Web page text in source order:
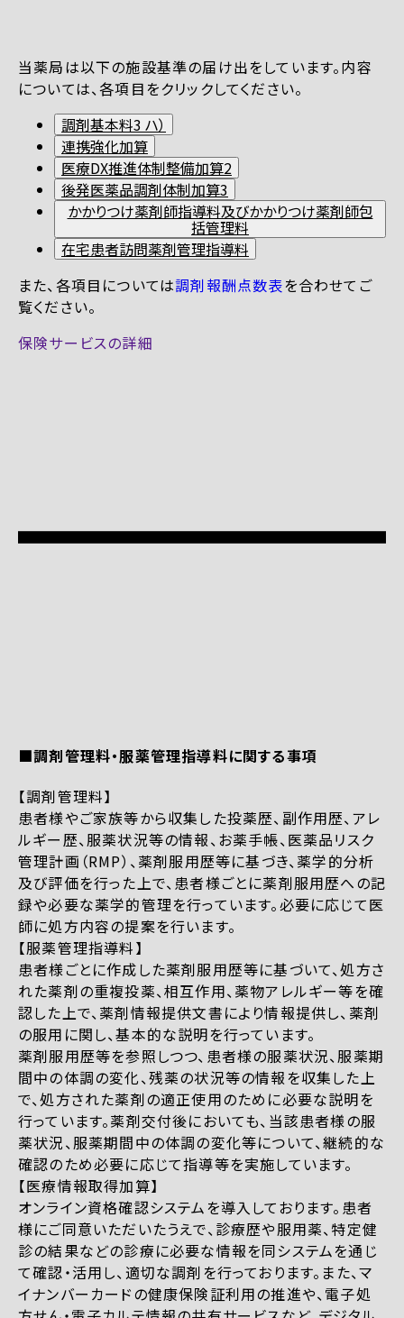
当薬局は以下の施設基準の届け出をしています。内容
については、各項目をクリックしてください。
調剤基本料3 ハ）
連携強化加算
医療DX推進体制整備加算2
後発医薬品調剤体制加算3
かかりつけ薬剤師指導料及びかかりつけ薬剤師包
括管理料
在宅患者訪問薬剤管理指導料
また、各項目については調剤報酬点数表を合わせてご
覧ください。
保険サービスの詳細
■調剤管理料・服薬管理指導料に関する事項
【調剤管理料】
患者様やご家族等から収集した投薬歴、副作用歴、アレ
ルギー歴、服薬状況等の情報、お薬手帳、医薬品リスク
管理計画（RMP）、薬剤服用歴等に基づき、薬学的分析
及び評価を行った上で、患者様ごとに薬剤服用歴への記
録や必要な薬学的管理を行っています。必要に応じて医
師に処方内容の提案を行います。
【服薬管理指導料】
患者様ごとに作成した薬剤服用歴等に基づいて、処方さ
れた薬剤の重複投薬、相互作用、薬物アレルギー等を確
認した上で、薬剤情報提供文書により情報提供し、薬剤
の服用に関し、基本的な説明を行っています。
薬剤服用歴等を参照しつつ、患者様の服薬状況、服薬期
間中の体調の変化、残薬の状況等の情報を収集した上
で、処方された薬剤の適正使用のために必要な説明を
行っています。薬剤交付後においても、当該患者様の服
薬状況、服薬期間中の体調の変化等について、継続的な
確認のため必要に応じて指導等を実施しています。
【医療情報取得加算】
オンライン資格確認システムを導入しております。患者
様にご同意いただいたうえで、診療歴や服用薬、特定健
診の結果などの診療に必要な情報を同システムを通じ
て確認・活用し、適切な調剤を行っております。また、マ
イナンバーカードの健康保険証利用の推進や、電子処